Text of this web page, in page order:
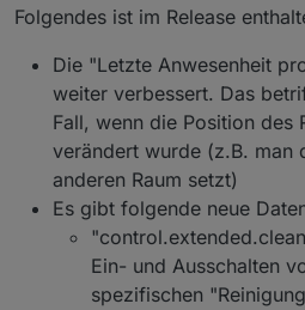
und natürlich auch
soweit alles damit
so vorgestellt habt (
bleiben und auch den
berücksichtigen ;) ).
Aktuelle Versionen
Stadiu
m
Version
Stable 1.4.14
Beta 1.4.15
Folgendes ist im Release
Die "Letzte Anwesenheit
weiter verbessert. Das
Fall, wenn die Position des
verändert wurde (z.B. man
anderen Raum setzt)
Es gibt folgende neue
Ein- und Ausschalten
spezifischen